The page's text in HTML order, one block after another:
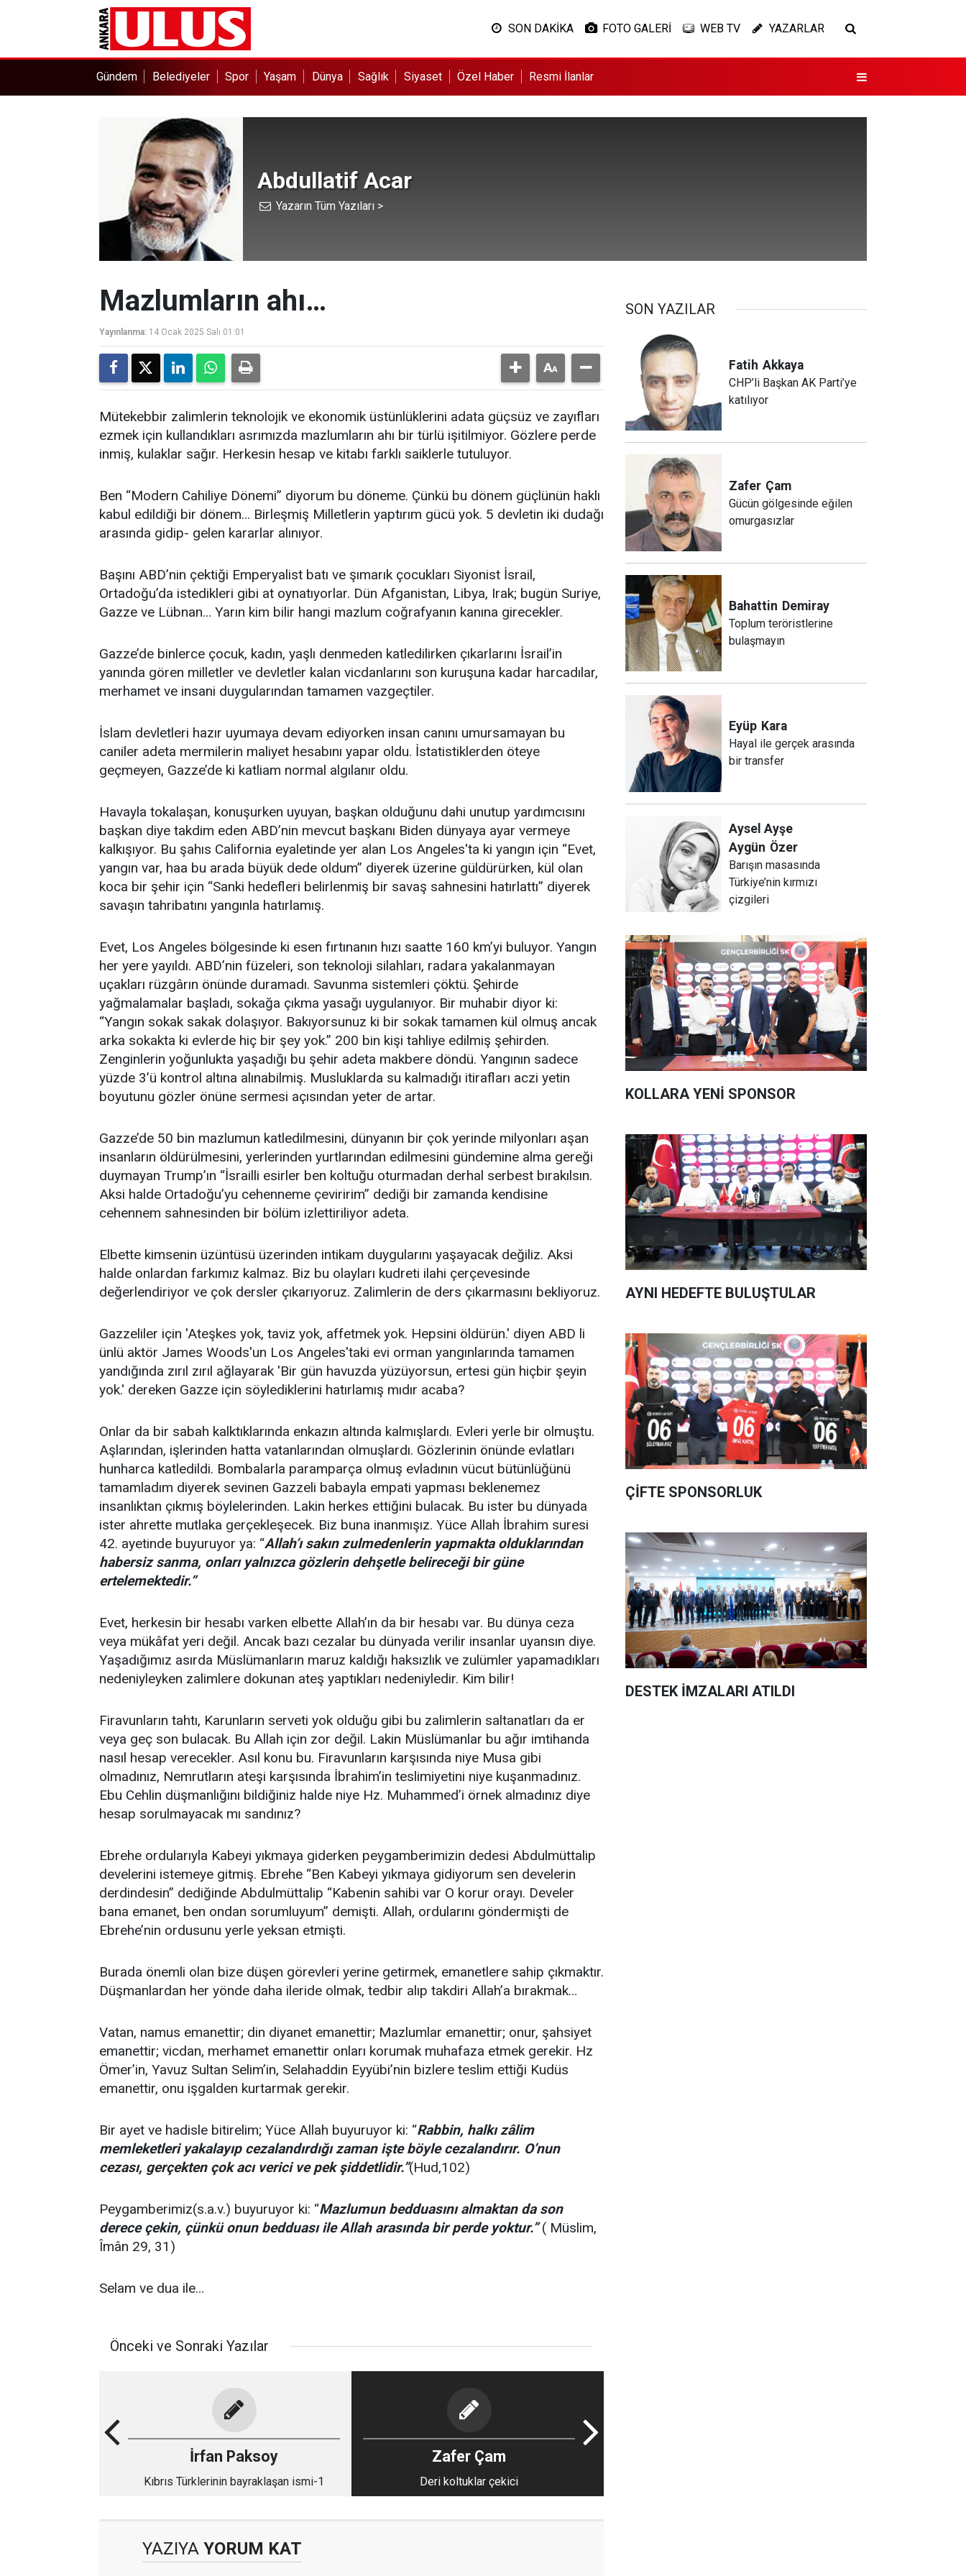
SON DAKİKA FOTO GALERİ WEB TV YAZARLAR
Gündem Belediyeler Spor Yaşam Dünya Sağlık Siyaset Özel Haber Resmi İlanlar
Abdullatif Acar
Yazarın Tüm Yazıları >
Mazlumların ahı…
Yayınlanma: 14 Ocak 2025 Salı 01:01
Mütekebbir zalimlerin teknolojik ve ekonomik üstünlüklerini adata güçsüz ve zayıfları
ezmek için kullandıkları asrımızda mazlumların ahı bir türlü işitilmiyor. Gözlere perde
inmiş, kulaklar sağır. Herkesin hesap ve kitabı farklı saiklerle tutuluyor.
Ben “Modern Cahiliye Dönemi” diyorum bu döneme. Çünkü bu dönem güçlünün haklı
kabul edildiği bir dönem… Birleşmiş Milletlerin yaptırım gücü yok. 5 devletin iki dudağı
arasında gidip- gelen kararlar alınıyor.
Başını ABD’nin çektiği Emperyalist batı ve şımarık çocukları Siyonist İsrail,
Ortadoğu’da istedikleri gibi at oynatıyorlar. Dün Afganistan, Libya, Irak; bugün Suriye,
Gazze ve Lübnan… Yarın kim bilir hangi mazlum coğrafyanın kanına girecekler.
Gazze’de binlerce çocuk, kadın, yaşlı denmeden katledilirken çıkarlarını İsrail’in
yanında gören milletler ve devletler kalan vicdanlarını son kuruşuna kadar harcadılar,
merhamet ve insani duygularından tamamen vazgeçtiler.
İslam devletleri hazır uyumaya devam ediyorken insan canını umursamayan bu
caniler adeta mermilerin maliyet hesabını yapar oldu. İstatistiklerden öteye
geçmeyen, Gazze’de ki katliam normal algılanır oldu.
Havayla tokalaşan, konuşurken uyuyan, başkan olduğunu dahi unutup yardımcısını
başkan diye takdim eden ABD’nin mevcut başkanı Biden dünyaya ayar vermeye
kalkışıyor. Bu şahıs California eyaletinde yer alan Los Angeles'ta ki yangın için “Evet,
yangın var, haa bu arada büyük dede oldum” diyerek üzerine güldürürken, kül olan
koca bir şehir için “Sanki hedefleri belirlenmiş bir savaş sahnesini hatırlattı” diyerek
savaşın tahribatını yangınla hatırlamış.
Evet, Los Angeles bölgesinde ki esen fırtınanın hızı saatte 160 km’yi buluyor. Yangın
her yere yayıldı. ABD’nin füzeleri, son teknoloji silahları, radara yakalanmayan
uçakları rüzgârın önünde duramadı. Savunma sistemleri çöktü. Şehirde
yağmalamalar başladı, sokağa çıkma yasağı uygulanıyor. Bir muhabir diyor ki:
“Yangın sokak sakak dolaşıyor. Bakıyorsunuz ki bir sokak tamamen kül olmuş ancak
arka sokakta ki evlerde hiç bir şey yok.” 200 bin kişi tahliye edilmiş şehirden.
Zenginlerin yoğunlukta yaşadığı bu şehir adeta makbere döndü. Yangının sadece
yüzde 3’ü kontrol altına alınabilmiş. Musluklarda su kalmadığı itirafları aczi yetin
boyutunu gözler önüne sermesi açısından yeter de artar.
Gazze’de 50 bin mazlumun katledilmesini, dünyanın bir çok yerinde milyonları aşan
insanların öldürülmesini, yerlerinden yurtlarından edilmesini gündemine alma gereği
duymayan Trump’ın “İsrailli esirler ben koltuğu oturmadan derhal serbest bırakılsın.
Aksi halde Ortadoğu’yu cehenneme çeviririm” dediği bir zamanda kendisine
cehennem sahnesinden bir bölüm izlettiriliyor adeta.
Elbette kimsenin üzüntüsü üzerinden intikam duygularını yaşayacak değiliz. Aksi
halde onlardan farkımız kalmaz. Biz bu olayları kudreti ilahi çerçevesinde
değerlendiriyor ve çok dersler çıkarıyoruz. Zalimlerin de ders çıkarmasını bekliyoruz.
Gazzeliler için 'Ateşkes yok, taviz yok, affetmek yok. Hepsini öldürün.' diyen ABD li
ünlü aktör James Woods'un Los Angeles'taki evi orman yangınlarında tamamen
yandığında zırıl zırıl ağlayarak 'Bir gün havuzda yüzüyorsun, ertesi gün hiçbir şeyin
yok.' dereken Gazze için söylediklerini hatırlamış mıdır acaba?
Onlar da bir sabah kalktıklarında enkazın altında kalmışlardı. Evleri yerle bir olmuştu.
Aşlarından, işlerinden hatta vatanlarından olmuşlardı. Gözlerinin önünde evlatları
hunharca katledildi. Bombalarla paramparça olmuş evladının vücut bütünlüğünü
tamamladım diyerek sevinen Gazzeli babayla empati yapması beklenemez
insanlıktan çıkmış böylelerinden. Lakin herkes ettiğini bulacak. Bu ister bu dünyada
ister ahrette mutlaka gerçekleşecek. Biz buna inanmışız. Yüce Allah İbrahim suresi
42. ayetinde buyuruyor ya: “Allah’ı sakın zulmedenlerin yapmakta olduklarından
habersiz sanma, onları yalnızca gözlerin dehşetle belireceği bir güne
ertelemektedir.”
Evet, herkesin bir hesabı varken elbette Allah’ın da bir hesabı var. Bu dünya ceza
veya mükâfat yeri değil. Ancak bazı cezalar bu dünyada verilir insanlar uyansın diye.
Yaşadığımız asırda Müslümanların maruz kaldığı haksızlık ve zulümler yapamadıkları
nedeniyleyken zalimlere dokunan ateş yaptıkları nedeniyledir. Kim bilir!
Firavunların tahtı, Karunların serveti yok olduğu gibi bu zalimlerin saltanatları da er
veya geç son bulacak. Bu Allah için zor değil. Lakin Müslümanlar bu ağır imtihanda
nasıl hesap verecekler. Asıl konu bu. Firavunların karşısında niye Musa gibi
olmadınız, Nemrutların ateşi karşısında İbrahim’in teslimiyetini niye kuşanmadınız.
Ebu Cehlin düşmanlığını bildiğiniz halde niye Hz. Muhammed’i örnek almadınız diye
hesap sorulmayacak mı sandınız?
Ebrehe ordularıyla Kabeyi yıkmaya giderken peygamberimizin dedesi Abdulmüttalip
develerini istemeye gitmiş. Ebrehe “Ben Kabeyi yıkmaya gidiyorum sen develerin
derdindesin” dediğinde Abdulmüttalip “Kabenin sahibi var O korur orayı. Develer
bana emanet, ben ondan sorumluyum” demişti. Allah, ordularını göndermişti de
Ebrehe’nin ordusunu yerle yeksan etmişti.
Burada önemli olan bize düşen görevleri yerine getirmek, emanetlere sahip çıkmaktır.
Düşmanlardan her yönde daha ileride olmak, tedbir alıp takdiri Allah’a bırakmak…
Vatan, namus emanettir; din diyanet emanettir; Mazlumlar emanettir; onur, şahsiyet
emanettir; vicdan, merhamet emanettir onları korumak muhafaza etmek gerekir. Hz
Ömer’in, Yavuz Sultan Selim’in, Selahaddin Eyyübi’nin bizlere teslim ettiği Kudüs
emanettir, onu işgalden kurtarmak gerekir.
Bir ayet ve hadisle bitirelim; Yüce Allah buyuruyor ki: “Rabbin, halkı zâlim
memleketleri yakalayıp cezalandırdığı zaman işte böyle cezalandırır. O’nun
cezası, gerçekten çok acı verici ve pek şiddetlidir.”(Hud,102)
Peygamberimiz(s.a.v.) buyuruyor ki: “Mazlumun bedduasını almaktan da son
derece çekin, çünkü onun bedduası ile Allah arasında bir perde yoktur.”( Müslim,
Îmân 29, 31)
Selam ve dua ile…
Önceki ve Sonraki Yazılar
İrfan Paksoy
Kıbrıs Türklerinin bayraklaşan ismi-1
Zafer Çam
Deri koltuklar çekici
YAZIYA YORUM KAT
SON YAZILAR
Fatih Akkaya
CHP’li Başkan AK Parti’ye
katılıyor
Zafer Çam
Gücün gölgesinde eğilen
omurgasızlar
Bahattin Demiray
Toplum teröristlerine
bulaşmayın
Eyüp Kara
Hayal ile gerçek arasında
bir transfer
Aysel Ayşe
Aygün Özer
Barışın masasında
Türkiye’nin kırmızı
çizgileri
KOLLARA YENİ SPONSOR
AYNI HEDEFTE BULUŞTULAR
ÇİFTE SPONSORLUK
DESTEK İMZALARI ATILDI